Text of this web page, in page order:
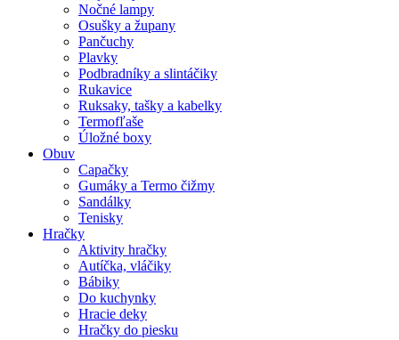
Nočné lampy
Osušky a župany
Pančuchy
Plavky
Podbradníky a slintáčiky
Rukavice
Ruksaky, tašky a kabelky
Termofľaše
Úložné boxy
Obuv
Capačky
Gumáky a Termo čižmy
Sandálky
Tenisky
Hračky
Aktivity hračky
Autíčka, vláčiky
Bábiky
Do kuchynky
Hracie deky
Hračky do piesku